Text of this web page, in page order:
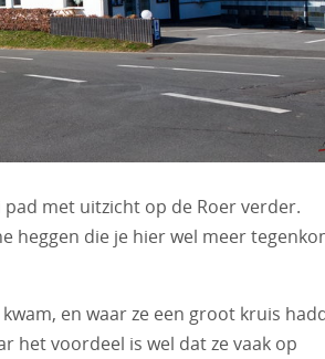
met uitzicht op de Roer verder.
heggen die je hier wel meer
en waar ze een groot kruis
het voordeel is wel dat ze vaak op